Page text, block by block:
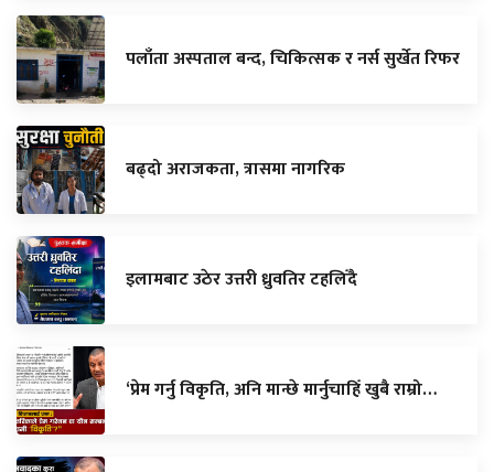
पलाँता अस्पताल बन्द, चिकित्सक र नर्स सुर्खेत रिफर
बढ्दो अराजकता, त्रासमा नागरिक
इलामबाट उठेर उत्तरी ध्रुवतिर टहलिँदै
‘प्रेम गर्नु विकृति, अनि मान्छे मार्नुचाहिँ खुबै राम्रो…